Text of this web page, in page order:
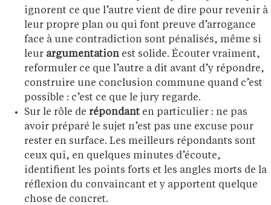
ignorent ce que l’autre vient de dire pour revenir à
leur propre plan ou qui font preuve d’arrogance
face à une contradiction sont pénalisés, même si
leur argumentation est solide. Écouter vraiment,
reformuler ce que l’autre a dit avant d’y répondre,
construire une conclusion commune quand c’est
possible : c’est ce que le jury regarde.
Sur le rôle de répondant en particulier : ne pas
avoir préparé le sujet n’est pas une excuse pour
rester en surface. Les meilleurs répondants sont
ceux qui, en quelques minutes d’écoute,
identifient les points forts et les angles morts de la
réflexion du convaincant et y apportent quelque
chose de concret.